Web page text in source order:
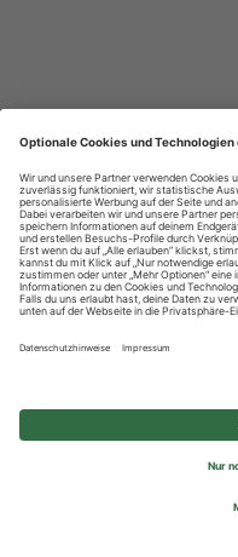
© 2026 REWE